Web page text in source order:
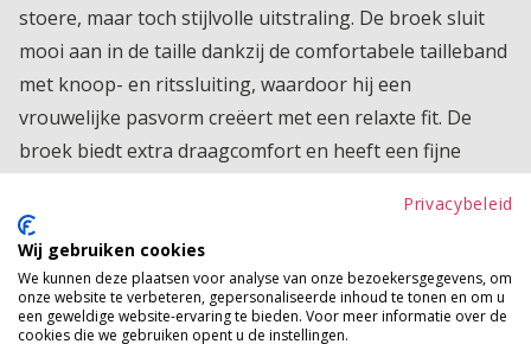
stoere, maar toch stijlvolle uitstraling. De broek sluit
mooi aan in de taille dankzij de comfortabele tailleband
met knoop- en ritssluiting, waardoor hij een
vrouwelijke pasvorm creëert met een relaxte fit. De
broek biedt extra draagcomfort en heeft een fijne
de zijkant geven een edgy touch, terwijl de steekzakken
zorgen voor extra functionaliteit. Een perfecte mix van
stoer en netjes waarin je je vrij en zelfverzekerd voelt.
Product kenmerken
Privacybeleid
Wij gebruiken cookies
We kunnen deze plaatsen voor analyse van onze bezoekersgegevens, om
onze website te verbeteren, gepersonaliseerde inhoud te tonen en om u
een geweldige website-ervaring te bieden. Voor meer informatie over de
cookies die we gebruiken opent u de instellingen.